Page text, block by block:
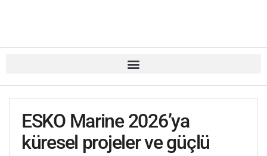
ESKO Marine 2026’ya
küresel projeler ve güçlü